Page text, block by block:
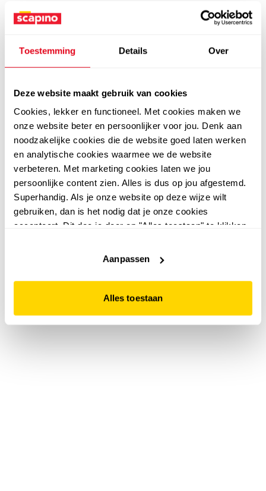
Toestemming Details Over
Deze website maakt gebruik van cookies
Cookies, lekker en functioneel. Met cookies maken we
onze website beter en persoonlijker voor jou. Denk aan
noodzakelijke cookies die de website goed laten werken
en analytische cookies waarmee we de website
verbeteren. Met marketing cookies laten we jou
persoonlijke content zien. Alles is dus op jou afgestemd.
Superhandig. Als je onze website op deze wijze wilt
gebruiken, dan is het nodig dat je onze cookies
accepteert. Dit doe je door op "Alles toestaan" te klikken.
website niet optimaal functioneert.
Aanpassen
Alles toestaan